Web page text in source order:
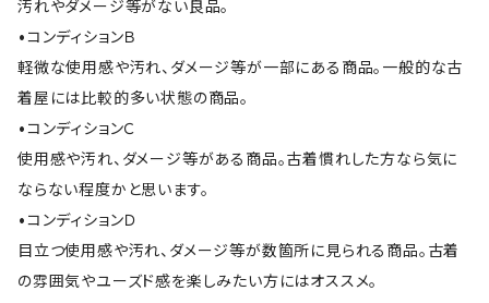
汚れやダメージ等がない良品。
•コンディションＢ
軽微な使用感や汚れ、ダメージ等が一部にある商品。一般的な古
着屋には比較的多い状態の商品。
•コンディションＣ
使用感や汚れ、ダメージ等がある商品。古着慣れした方なら気に
ならない程度かと思います。
•コンディションＤ
目立つ使用感や汚れ、ダメージ等が数箇所に見られる商品。古着
の雰囲気やユーズド感を楽しみたい方にはオススメ。